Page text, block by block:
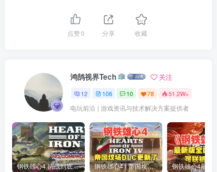
点赞0 分享 收藏
鸿鹄视界Tech 关注
12 106 10 78 51.2W+
电玩前沿 | 游戏资讯与技术解决方案提供者
钢铁雄心4 抗战到底全DLC解锁补丁免费分享 1.17最新版2025 钢铁雄心4 | 帝国坟场全DLC解锁补丁免费下载_1.16最新版2025